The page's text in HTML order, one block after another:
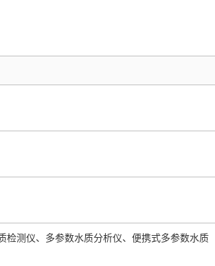
测仪、多参数水质分析仪、便携式多参数水质